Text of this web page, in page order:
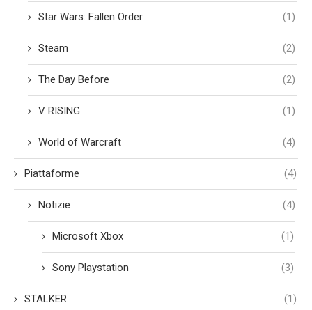
Star Wars: Fallen Order (1)
Steam (2)
The Day Before (2)
V RISING (1)
World of Warcraft (4)
Piattaforme (4)
Notizie (4)
Microsoft Xbox (1)
Sony Playstation (3)
STALKER (1)